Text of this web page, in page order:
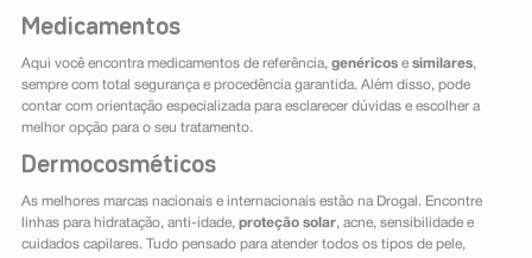
Medicamentos
Aqui você encontra medicamentos de referência, genéricose similares,
sempre com total segurança e procedência garantida. Além disso, pode
contar com orientação especializada para esclarecer dúvidas e escolher a
melhor opção para o seu tratamento.
Dermocosméticos
As melhores marcas nacionais e internacionais estão na Drogal. Encontre
linhas para hidratação, anti-idade, proteção solar, acne, sensibilidade e
cuidados capilares. Tudo pensado para atender todos os tipos de pele,